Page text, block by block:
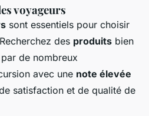
voyageurs
sont essentiels pour choisir
des produits bien
de nombreux
avec une note élevée
satisfaction et de qualité de